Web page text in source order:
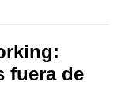
fuera de